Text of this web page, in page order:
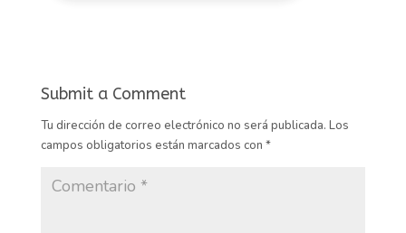
Submit a Comment
Tu dirección de correo electrónico no será publicada. Los
campos obligatorios están marcados con *